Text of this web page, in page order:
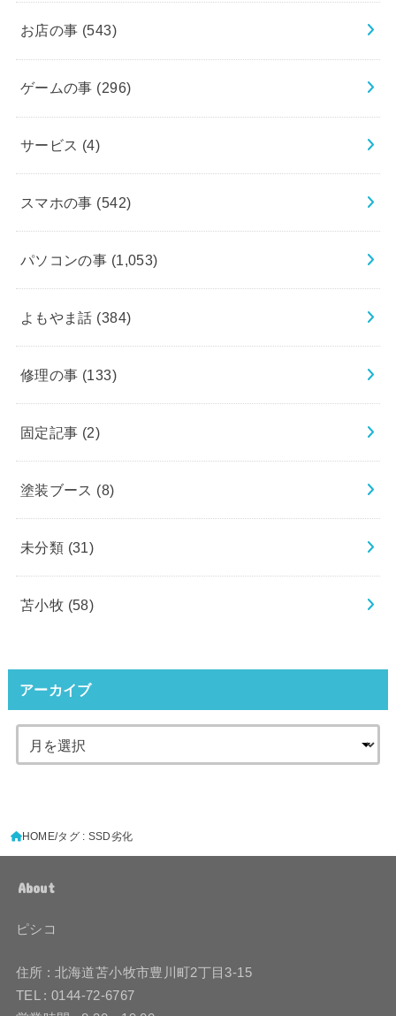
お店の事 (543)
ゲームの事 (296)
サービス (4)
スマホの事 (542)
パソコンの事 (1,053)
よもやま話 (384)
修理の事 (133)
固定記事 (2)
塗装ブース (8)
未分類 (31)
苫小牧 (58)
アーカイブ
HOME タグ : SSD劣化
About
ピシコ
住所 : 北海道苫小牧市豊川町2丁目3-15
TEL : 0144-72-6767